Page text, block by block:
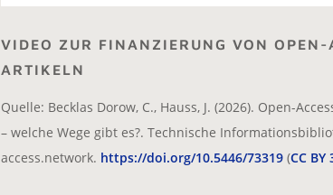
VIDEO ZUR FINANZIERUNG VON OPEN-
ARTIKELN
Quelle: Becklas Dorow, C., Hauss, J. (2026). Open-
– welche Wege gibt es?. Technische
access.network. https://doi.org/10.5446/73319 (CC BY